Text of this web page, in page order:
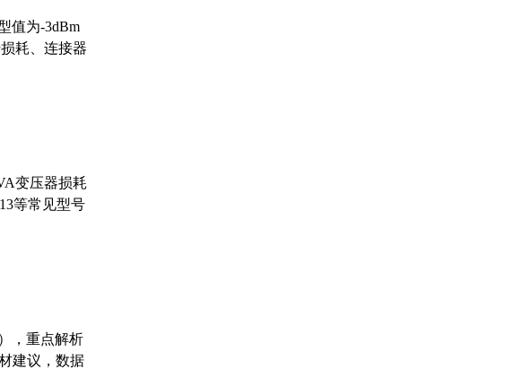
值为-3dBm
耗、连接器
变压器损耗
等常见型号
，重点解析
建议，数据